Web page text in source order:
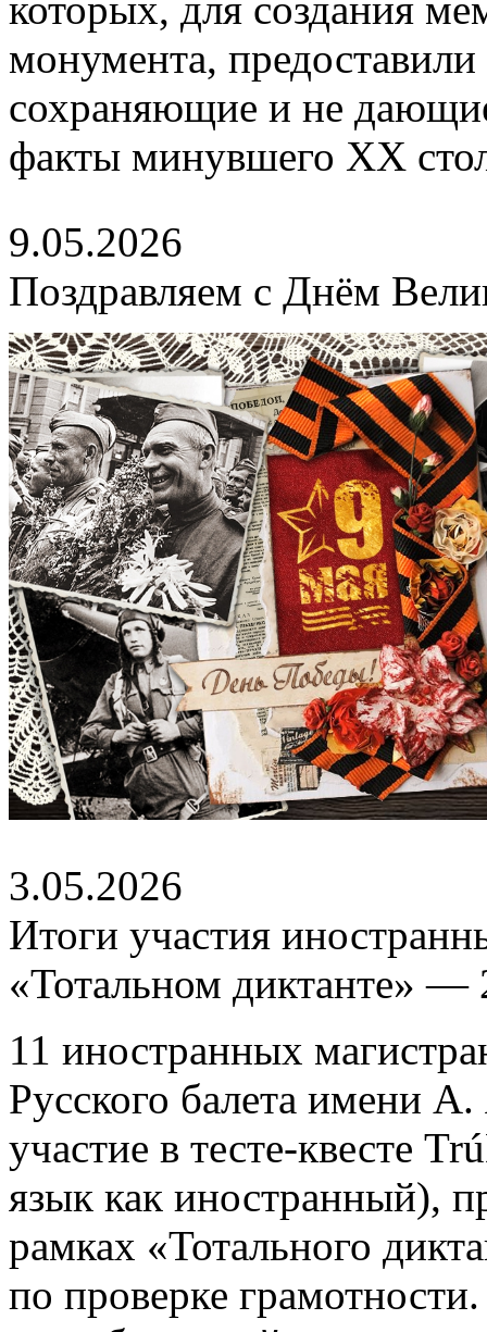
монумента,
сохраняющие и не
факты минувшего XX
9.05.2026
Поздравляем с Днём
3.05.2026
Итоги участия
«Тотальном диктанте» —
11 иностранных
Русского балета имени
участие в тесте-квесте
язык как иностранный),
рамках «Тотального
по проверке